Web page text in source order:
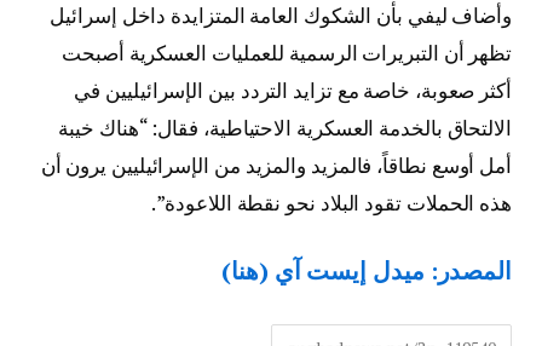
وأضاف ليفي بأن الشكوك العامة المتزايدة داخل إسرائيل
تظهر أن التبريرات الرسمية للعمليات العسكرية أصبحت
أكثر صعوبة، خاصة مع تزايد التردد بين الإسرائيليين في
الالتحاق بالخدمة العسكرية الاحتياطية، فقال: “هناك خيبة
أمل أوسع نطاقاً، فالمزيد والمزيد من الإسرائيليين يرون أن
هذه الحملات تقود البلاد نحو نقطة اللاعودة”.
المصدر: ميدل إيست آي (هنا)